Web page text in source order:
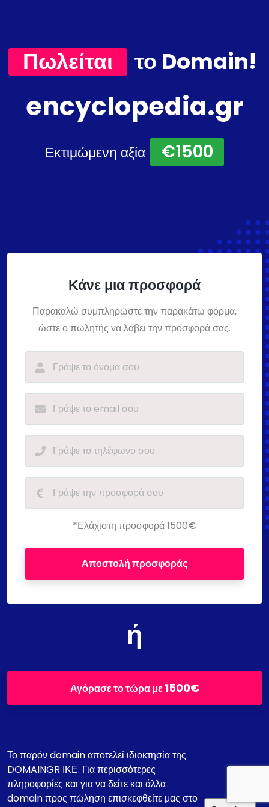
Πωλείται το Domain!
encyclopedia.gr
Εκτιμώμενη αξία €1500
Κάνε μια προσφορά
Παρακαλώ συμπληρώστε την παρακάτω φόρμα,
ώστε ο πωλητής να λάβει την προσφορά σας.
*Ελάχιστη προσφορά 1500€
Αποστολή προσφοράς
ή
Αγόρασε το τώρα με1500€
Το παρόν domain αποτελεί ιδιοκτησία της
DOMAINGR ΙΚΕ. Για περισσότερες
πληροφορίες και για να δείτε και άλλα
domain προς πώληση επισκεφθείτε μας στο